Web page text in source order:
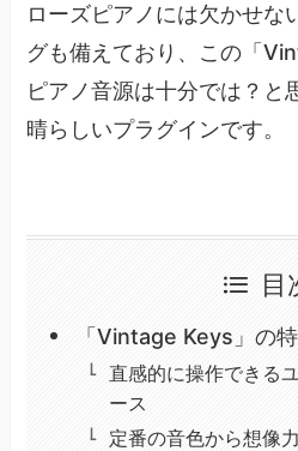
ローズピアノには欠かせな
グも備えており、この「
ピアノ音源は十分では？と
晴らしいプラグインです。
目
「Vintage Keys」の
直感的に操作できる
ース
定番の音色から想像